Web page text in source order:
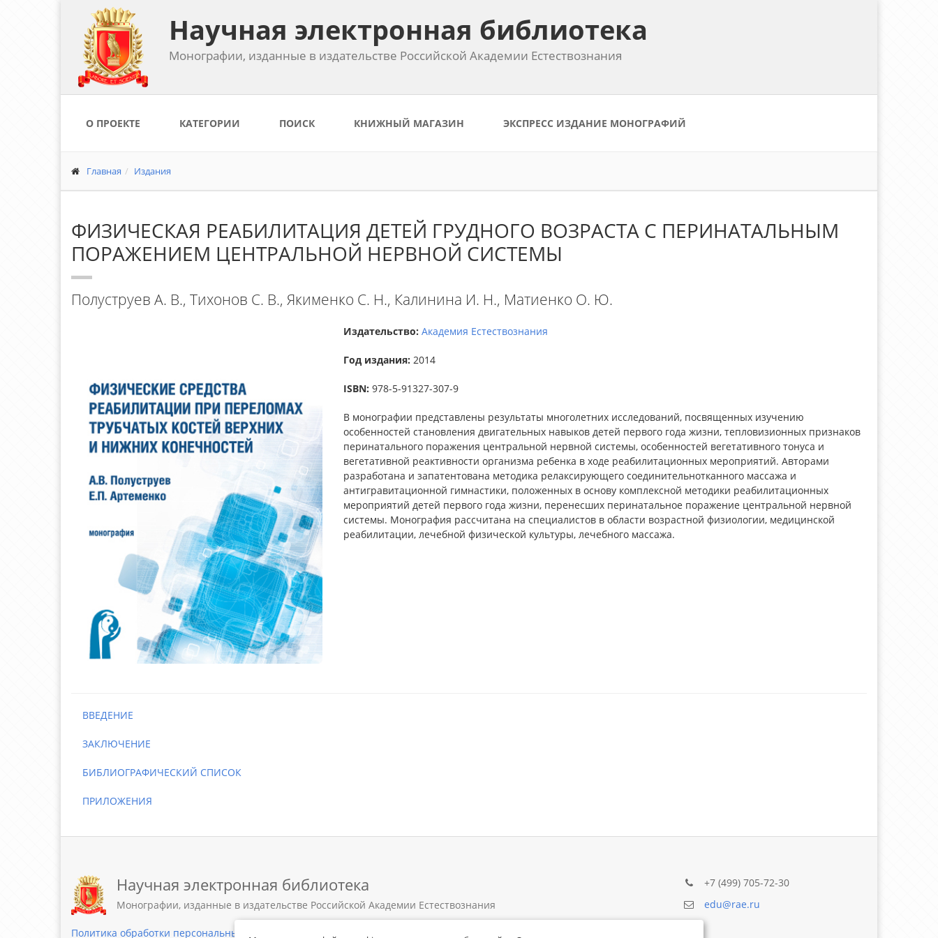
Научная электронная библиотека
Монографии, изданные в издательстве Российской Академии Естествознания
О ПРОЕКТЕ КАТЕГОРИИ ПОИСК КНИЖНЫЙ МАГАЗИН ЭКСПРЕСС ИЗДАНИЕ МОНОГРАФИЙ
Главная Издания
ФИЗИЧЕСКАЯ РЕАБИЛИТАЦИЯ ДЕТЕЙ ГРУДНОГО ВОЗРАСТА С ПЕРИНАТАЛЬНЫМ
ПОРАЖЕНИЕМ ЦЕНТРАЛЬНОЙ НЕРВНОЙ СИСТЕМЫ
Полуструев А. В., Тихонов С. В., Якименко С. Н., Калинина И. Н., Матиенко О. Ю.
Издательство: Академия Естествознания
Год издания: 2014
ISBN: 978-5-91327-307-9
В монографии представлены результаты многолетних исследований, посвященных изучению
особенностей становления двигательных навыков детей первого года жизни, тепловизионных признаков
перинатального поражения центральной нервной системы, особенностей вегетативного тонуса и
вегетативной реактивности организма ребенка в ходе реабилитационных мероприятий. Авторами
разработана и запатентована методика релаксирующего соединительнотканного массажа и
антигравитационной гимнастики, положенных в основу комплексной методики реабилитационных
мероприятий детей первого года жизни, перенесших перинатальное поражение центральной нервной
системы. Монография рассчитана на специалистов в области возрастной физиологии, медицинской
реабилитации, лечебной физической культуры, лечебного массажа.
ВВЕДЕНИЕ
ЗАКЛЮЧЕНИЕ
БИБЛИОГРАФИЧЕСКИЙ СПИСОК
ПРИЛОЖЕНИЯ
Научная электронная библиотека
Монографии, изданные в издательстве Российской Академии Естествознания
Политика обработки персональных данных
+7 (499) 705-72-30
edu@rae.ru